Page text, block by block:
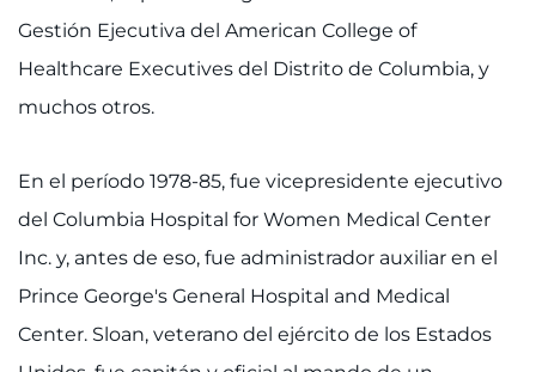
Gestión Ejecutiva del American College of
Healthcare Executives del Distrito de Columbia, y
muchos otros.
En el período 1978-85, fue vicepresidente ejecutivo
del Columbia Hospital for Women Medical Center
Inc. y, antes de eso, fue administrador auxiliar en el
Prince George's General Hospital and Medical
Center. Sloan, veterano del ejército de los Estados